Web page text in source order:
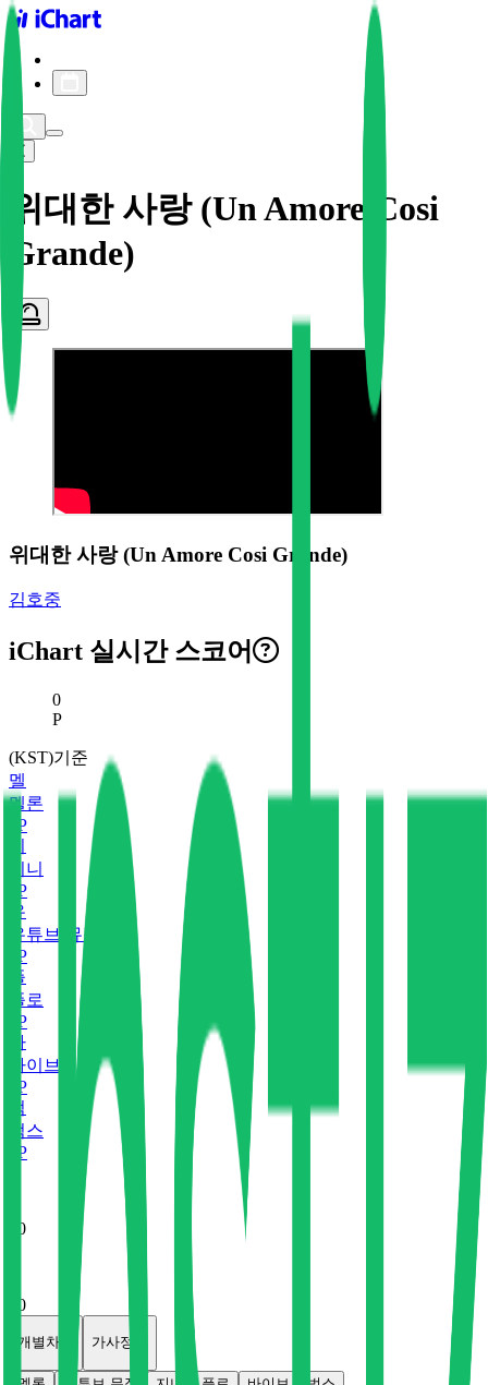
iChart logo
위대한 사랑 (Un Amore Cosi
Grande)
위대한 사랑 (Un Amore Cosi Grande)
김호중
iChart 실시간 스코어
현재 스코어
0
P
(KST)기준
멜
멜론
P
지니
P
유
유튜브 뮤직
P
플
플로
P
바
바이브
P
벅
벅스
P
0
0
개별차트 가사정보